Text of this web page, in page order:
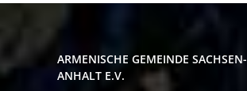
ARMENISCHE GEMEINDE SACHSEN-
ANHALT E.V.